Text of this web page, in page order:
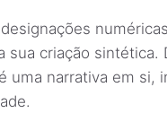
sua criação sintética.
uma narrativa em si,